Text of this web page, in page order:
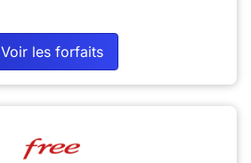
Voir les forfaits